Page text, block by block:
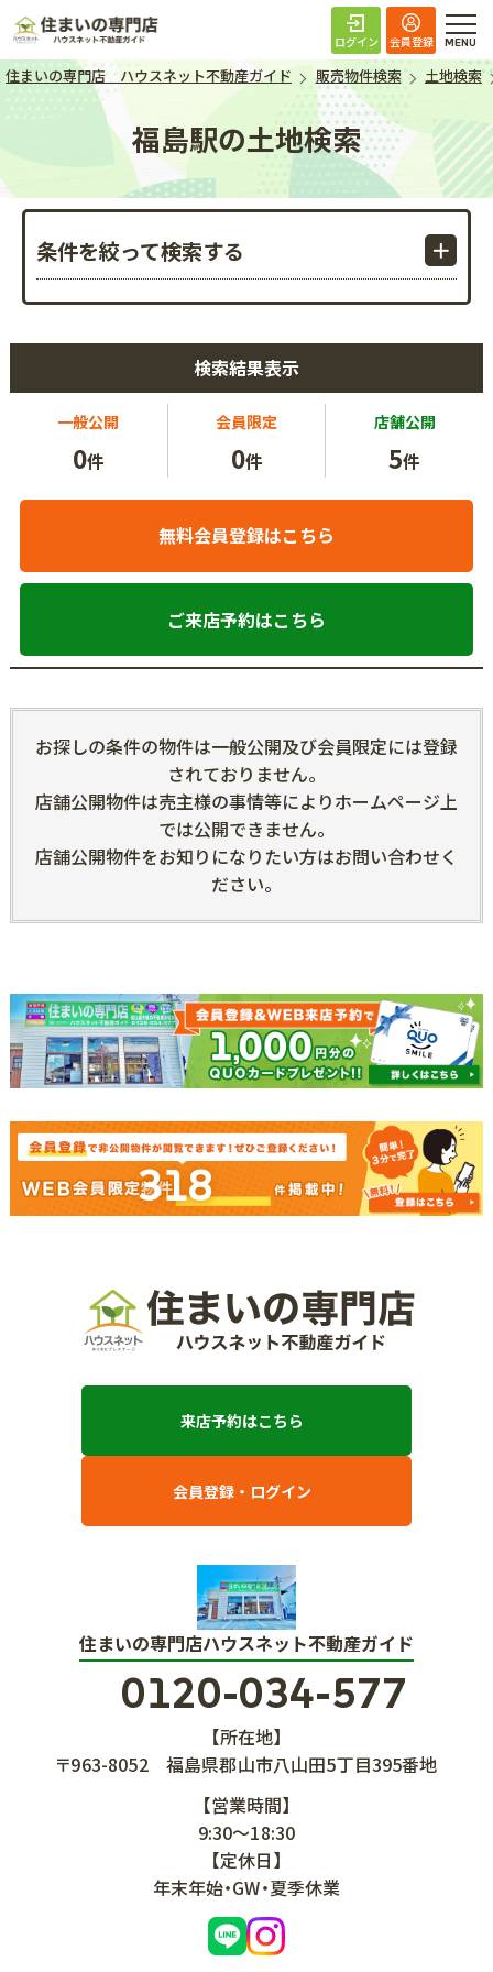
住まいの専門店 ハ
ログイン 会員登録
住まいの専門店 ハウスネット不動産ガイド 販売物件検索 土地検索
福島駅の土地検索
条件を絞って検索する
検索結果表示
一般公開
0件
会員限定
0件
店舗公開
5件
無料会員登録はこちら
ご来店予約はこちら
お探しの条件の物件は一般公開及び会員限定には登録
されておりません。
店舗公開物件は売主様の事情等によりホームページ上
では公開できません。
店舗公開物件をお知りになりたい方はお問い合わせく
ださい。
318
来店予約はこちら
会員登録・ログイン
住まいの専門店ハウスネット不動産ガイド
0120-034-577
【所在地】
〒963-8052
福島県郡山市八山田5丁目395番地
【営業時間】
9:30～18:30
【定休日】
年末年始・GW・夏季休業